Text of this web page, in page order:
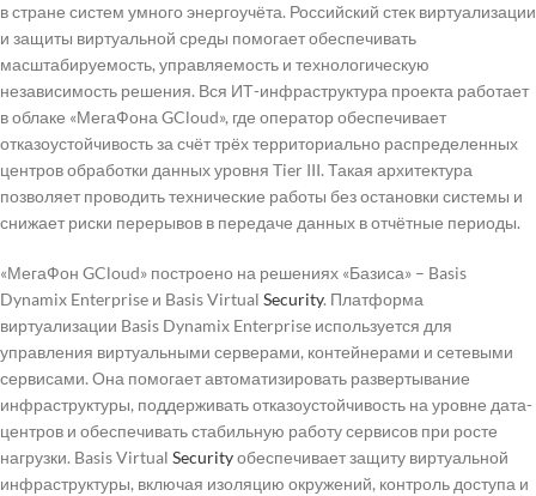
в стране систем умного энергоучёта. Российский стек виртуализации
и защиты виртуальной среды помогает обеспечивать
масштабируемость, управляемость и технологическую
независимость решения. Вся ИТ-инфраструктура проекта работает
в облаке «МегаФона GCloud», где оператор обеспечивает
отказоустойчивость за счёт трёх территориально распределенных
центров обработки данных уровня Tier III. Такая архитектура
позволяет проводить технические работы без остановки системы и
снижает риски перерывов в передаче данных в отчётные периоды.
«МегаФон GCloud» построено на решениях «Базиса» – Basis
Dynamix Enterprise и Basis Virtual Security. Платформа
виртуализации Basis Dynamix Enterprise используется для
управления виртуальными серверами, контейнерами и сетевыми
сервисами. Она помогает автоматизировать развертывание
инфраструктуры, поддерживать отказоустойчивость на уровне дата-
центров и обеспечивать стабильную работу сервисов при росте
нагрузки. Basis Virtual Securityобеспечивает защиту виртуальной
инфраструктуры, включая изоляцию окружений, контроль доступа и